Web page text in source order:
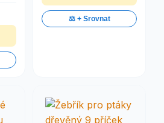
⚖️ + Srovnat